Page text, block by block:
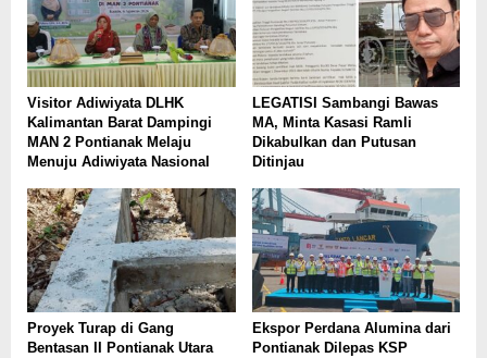
Visitor Adiwiyata DLHK
Kalimantan Barat Dampingi
MAN 2 Pontianak Melaju
Menuju Adiwiyata Nasional
LEGATISI Sambangi Bawas
MA, Minta Kasasi Ramli
Dikabulkan dan Putusan
Ditinjau
Proyek Turap di Gang
Bentasan II Pontianak Utara
Ekspor Perdana Alumina dari
Pontianak Dilepas KSP